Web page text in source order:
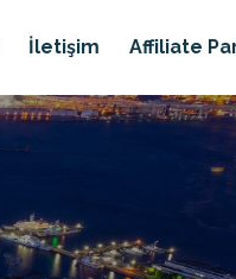
İletişim Affiliate